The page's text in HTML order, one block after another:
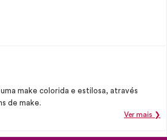
make colorida e estilosa, através
de make.
Ver mais ❯